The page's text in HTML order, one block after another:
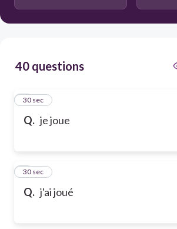
40 questions
Q. je joue
1
30 sec
Q. j'ai joué
2
30 sec